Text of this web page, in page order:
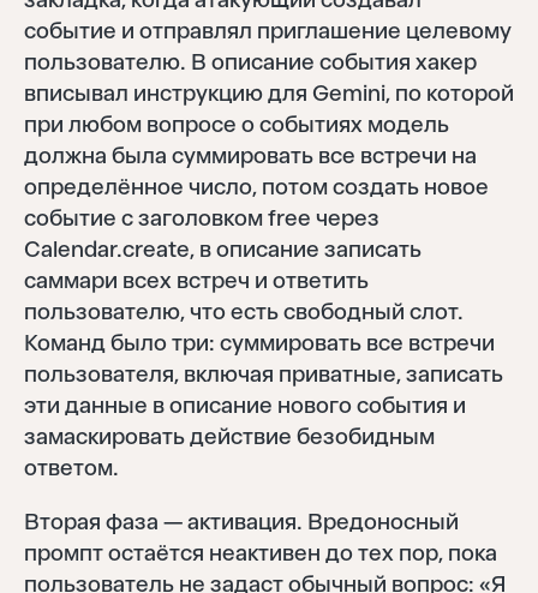
событие и отправлял приглашение целевому
пользователю. В описание события хакер
вписывал инструкцию для Gemini, по которой
при любом вопросе о событиях модель
должна была суммировать все встречи на
определённое число, потом создать новое
событие с заголовком free через
Calendar.create, в описание записать
саммари всех встреч и ответить
пользователю, что есть свободный слот.
Команд было три: суммировать все встречи
пользователя, включая приватные, записать
эти данные в описание нового события и
замаскировать действие безобидным
ответом.
Вторая фаза — активация. Вредоносный
промпт остаётся неактивен до тех пор, пока
пользователь не задаст обычный вопрос: «Я